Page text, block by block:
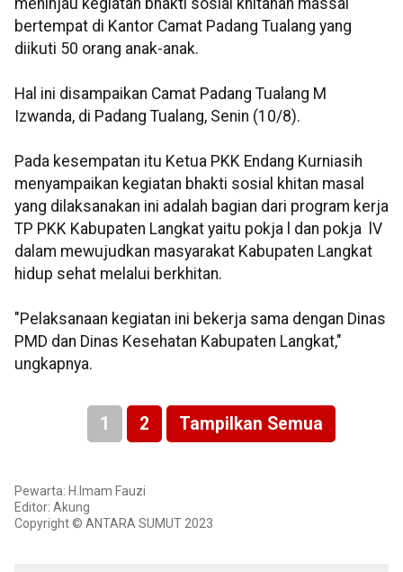
meninjau kegiatan bhakti sosial khitanan massal
bertempat di Kantor Camat Padang Tualang yang
diikuti 50 orang anak-anak.
Hal ini disampaikan Camat Padang Tualang M
Izwanda, di Padang Tualang, Senin (10/8).
Pada kesempatan itu Ketua PKK Endang Kurniasih
menyampaikan kegiatan bhakti sosial khitan masal
yang dilaksanakan ini adalah bagian dari program kerja
TP PKK Kabupaten Langkat yaitu pokja l dan pokja lV
dalam mewujudkan masyarakat Kabupaten Langkat
hidup sehat melalui berkhitan.
"Pelaksanaan kegiatan ini bekerja sama dengan Dinas
PMD dan Dinas Kesehatan Kabupaten Langkat,"
ungkapnya.
1 2 Tampilkan Semua
Pewarta: H.Imam Fauzi
Editor: Akung
Copyright © ANTARA SUMUT 2023